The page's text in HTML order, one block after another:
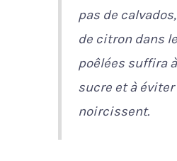
pas de
de citron dans
poêlées suffira
sucre et à
noircissent.